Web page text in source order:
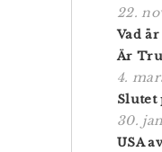
22.
Vad
Är
4.
Slutet
30.
USA